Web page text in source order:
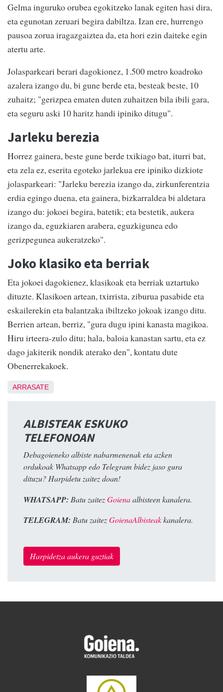
Gelma inguruko orubea egokitzeko lanak egiten hasi dira,
eta egunotan zeruari begira dabiltza. Izan ere, hurrengo
pausoa zorua iragazgaiztea da, eta hori ezin daiteke egin
atertu arte.
Jolasparkeari berari dagokionez, 1.500 metro koadroko
azalera izango du, bi gune berde eta, besteak beste, 10
zuhaitz; "gerizpea ematen duten zuhaitzen bila ibili gara,
eta seguru aski 10 haritz handi ipiniko ditugu".
Jarleku berezia
Horrez gainera, beste gune berde txikiago bat, iturri bat,
eta zela ez, eserita egoteko jarlekua ere ipiniko dizkiote
jolasparkeari: "Jarleku berezia izango da, zirkunferentzia
erdia egingo duena, eta gainera, bizkarraldea bi aldetara
izango du: jokoei begira, batetik; eta bestetik, aukera
izango da, eguzkiaren arabera, eguzkigunea edo
gerizpegunea aukeratzeko".
Joko klasiko eta berriak
Eta jokoei dagokienez, klasikoak eta berriak uztartuko
dituzte. Klasikoen artean, txirrista, ziburua pasabide eta
eskailerekin eta balantzaka ibiltzeko jokoak izango ditu.
Berrien artean, berriz, "gura dugu ipini kanasta magikoa.
Hiru irteera-zulo ditu; hala, baloia kanastan sartu, eta ez
dago jakiterik nondik aterako den", kontatu dute
Obenerrekakoek.
ARRASATE
ALBISTEAK ESKUKO
TELEFONOAN
Debagoieneko albiste nabarmenenak eta azken
ordukoak Whatsapp edo Telegram bidez jaso gura
dituzu? Harpidetu zaitez doan!
WHATSAPP: Batu zaitezGoienaalbisteen kanalera.
TELEGRAM: Batu zaitezGoienaAlbisteakkanalera.
Harpidetza aukera guztiak